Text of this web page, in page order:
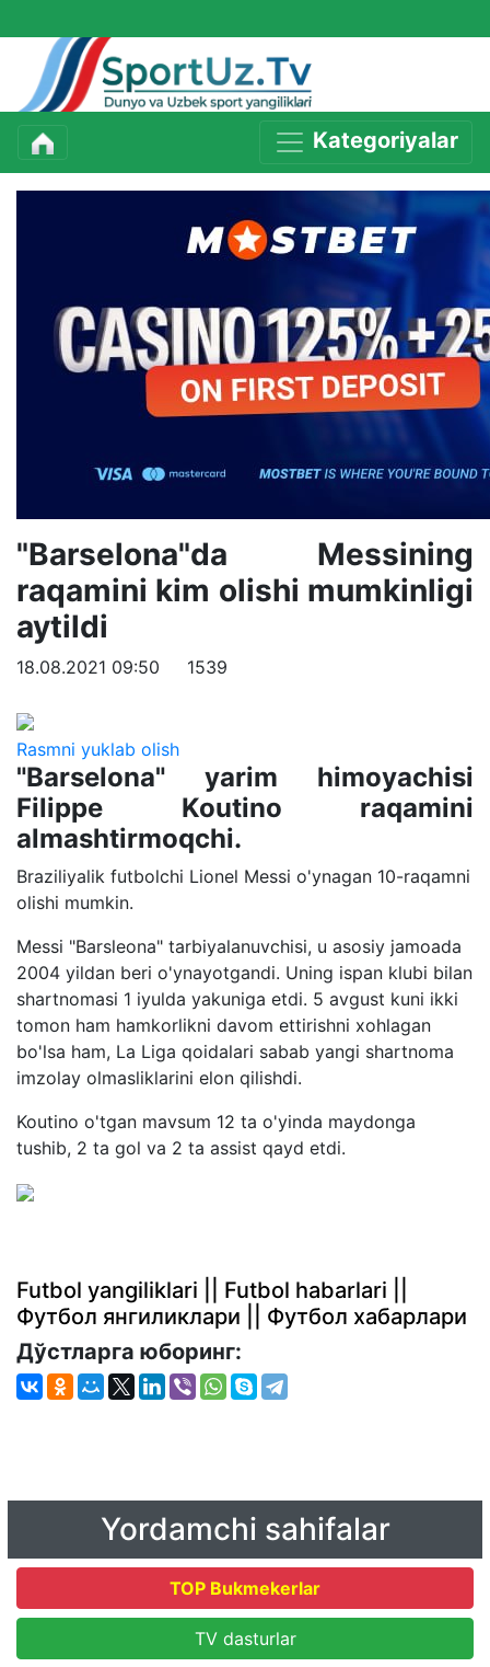
Kategoriyalar
"Barselona"da Messining
raqamini kim olishi mumkinligi
aytildi
18.08.2021 09:50 1539
Rasmni yuklab olish
"Barselona" yarim himoyachisi
Filippe Koutino raqamini
almashtirmoqchi.
Braziliyalik futbolchi Lionel Messi o'ynagan 10-raqamni
olishi mumkin.
Messi "Barsleona" tarbiyalanuvchisi, u asosiy jamoada
2004 yildan beri o'ynayotgandi. Uning ispan klubi bilan
shartnomasi 1 iyulda yakuniga etdi. 5 avgust kuni ikki
tomon ham hamkorlikni davom ettirishni xohlagan
bo'lsa ham, La Liga qoidalari sabab yangi shartnoma
imzolay olmasliklarini elon qilishdi.
Koutino o'tgan mavsum 12 ta o'yinda maydonga
tushib, 2 ta gol va 2 ta assist qayd etdi.
Futbol yangiliklari || Futbol habarlari ||
Футбол янгиликлари || Футбол хабарлари
Дўстларга юборинг:
Yordamchi sahifalar
TOP Bukmekerlar
TV dasturlar